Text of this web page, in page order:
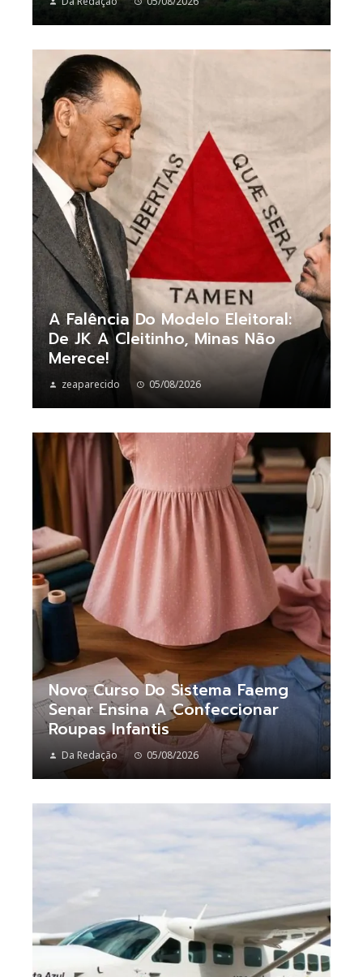
A Falência Do Modelo Eleitoral:
De JK A Cleitinho, Minas Não
Merece!
zeaparecido 05/08/2026
Novo Curso Do Sistema Faemg
Senar Ensina A Confeccionar
Roupas Infantis
Da Redação 05/08/2026